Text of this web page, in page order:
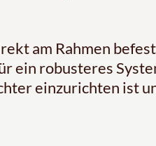
am Rahmen
ein robusteres
einzurichten ist